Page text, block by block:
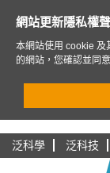
泛科學 泛科技
網站更新隱私權
本網站使用 cookie 及
的網站，您確認並同